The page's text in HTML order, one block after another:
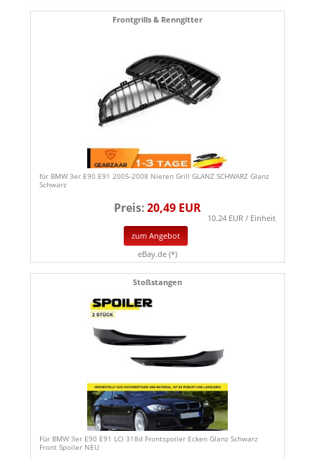
Frontgrills & Renngitter
für BMW 3er E90 E91 2005-2008 Nieren Grill GLANZ SCHWARZ Glanz
Schwarz
Preis:20,49 EUR
10.24 EUR / Einheit
zum Angebot
eBay.de (*)
Stoßstangen
Für BMW 3er E90 E91 LCI 318d Frontspoiler Ecken Glanz Schwarz
Front Spoiler NEU